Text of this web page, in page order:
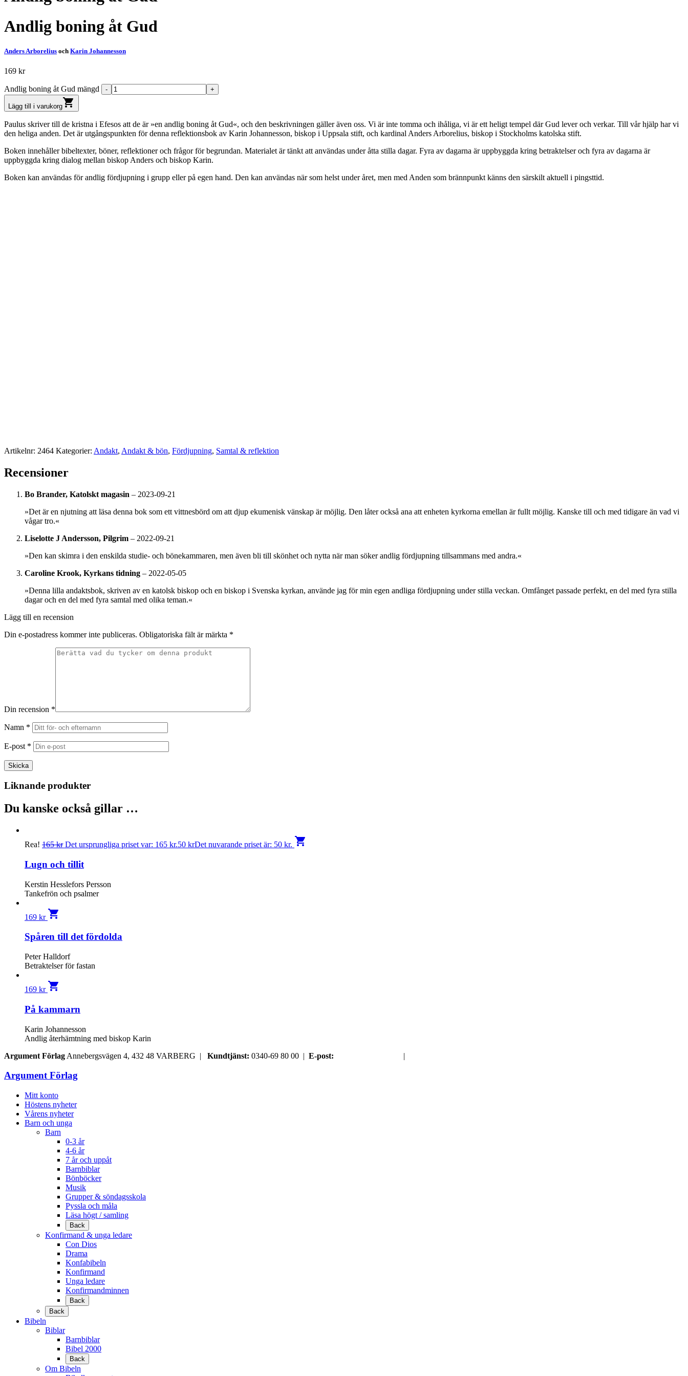
Andlig boning åt Gud
Anders Arborelius och Karin Johannesson
169 kr
Andlig boning åt Gud mängd
Lägg till i varukorgshopping_cart
Paulus skriver till de kristna i Efesos att de är »en andlig boning åt Gud«, och den beskrivningen gäller även oss. Vi är inte tomma och ihåliga, vi är ett heligt tempel där Gud lever och verkar. Till vår hjälp har vi
den heliga anden. Det är utgångspunkten för denna reflektionsbok av Karin Johannesson, biskop i Uppsala stift, och kardinal Anders Arborelius, biskop i Stockholms katolska stift.
Boken innehåller bibeltexter, böner, reflektioner och frågor för begrundan. Materialet är tänkt att användas under åtta stilla dagar. Fyra av dagarna är uppbyggda kring betraktelser och fyra av dagarna är
uppbyggda kring dialog mellan biskop Anders och biskop Karin.
Boken kan användas för andlig fördjupning i grupp eller på egen hand. Den kan användas när som helst under året, men med Anden som brännpunkt känns den särskilt aktuell i pingsttid.
Artikelnr: 2464 Kategorier: Andakt, Andakt & bön, Fördjupning, Samtal & reflektion
Recensioner
Bo Brander, Katolskt magasin – 2023-09-21
»Det är en njutning att läsa denna bok som ett vittnesbörd om att djup ekumenisk vänskap är möjlig. Den låter också ana att enheten kyrkorna emellan är fullt möjlig. Kanske till och med tidigare än vad vi
vågar tro.«
Liselotte J Andersson, Pilgrim – 2022-09-21
»Den kan skimra i den enskilda studie- och bönekammaren, men även bli till skönhet och nytta när man söker andlig fördjupning tillsammans med andra.«
Caroline Krook, Kyrkans tidning – 2022-05-05
»Denna lilla andaktsbok, skriven av en katolsk biskop och en biskop i Svenska kyrkan, använde jag för min egen andliga fördjupning under stilla veckan. Omfånget passade perfekt, en del med fyra stilla
dagar och en del med fyra samtal med olika teman.«
Lägg till en recension
Din e-postadress kommer inte publiceras. Obligatoriska fält är märkta *
Din recension *
Namn *
E-post *
Liknande produkter
Du kanske också gillar …
Rea! 165kr Det ursprungliga priset var: 165 kr.50 krDet nuvarande priset är: 50 kr. shopping_cart
Lugn och tillit
Kerstin Hesslefors Persson
Tankefrön och psalmer
169 kr shopping_cart
Spåren till det fördolda
Peter Halldorf
Betraktelser för fastan
169 kr shopping_cart
På kammarn
Karin Johannesson
Andlig återhämtning med biskop Karin
Argument Förlag Annebergsvägen 4, 432 48 VARBERG | Kundtjänst: 0340-69 80 00 | E-post: |
Argument Förlag
Mitt konto
Höstens nyheter
Vårens nyheter
Barn och unga
Barn
0-3 år
4-6 år
7 år och uppåt
Barnbiblar
Bönböcker
Musik
Grupper & söndagsskola
Pyssla och måla
Läsa högt / samling
Back
Konfirmand & unga ledare
Con Dios
Drama
Konfabibeln
Konfirmand
Unga ledare
Konfirmandminnen
Back
Back
Bibeln
Biblar
Barnbiblar
Bibel 2000
Back
Om Bibeln